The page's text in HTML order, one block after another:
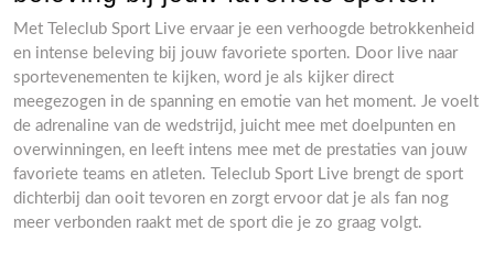
Met Teleclub Sport Live ervaar je een verhoogde betrokkenheid
en intense beleving bij jouw favoriete sporten. Door live naar
sportevenementen te kijken, word je als kijker direct
meegezogen in de spanning en emotie van het moment. Je voelt
de adrenaline van de wedstrijd, juicht mee met doelpunten en
overwinningen, en leeft intens mee met de prestaties van jouw
favoriete teams en atleten. Teleclub Sport Live brengt de sport
dichterbij dan ooit tevoren en zorgt ervoor dat je als fan nog
meer verbonden raakt met de sport die je zo graag volgt.